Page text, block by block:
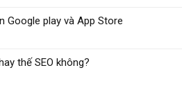
Google play và App Store
thế SEO không?